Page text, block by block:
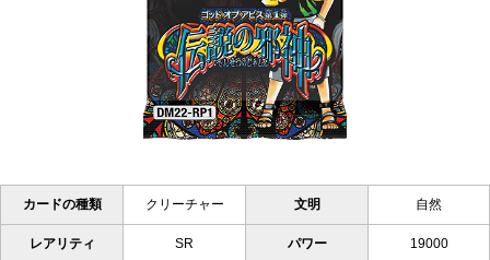
カードの種類 クリーチャー 文明 自然
レアリティ SR パワー 19000